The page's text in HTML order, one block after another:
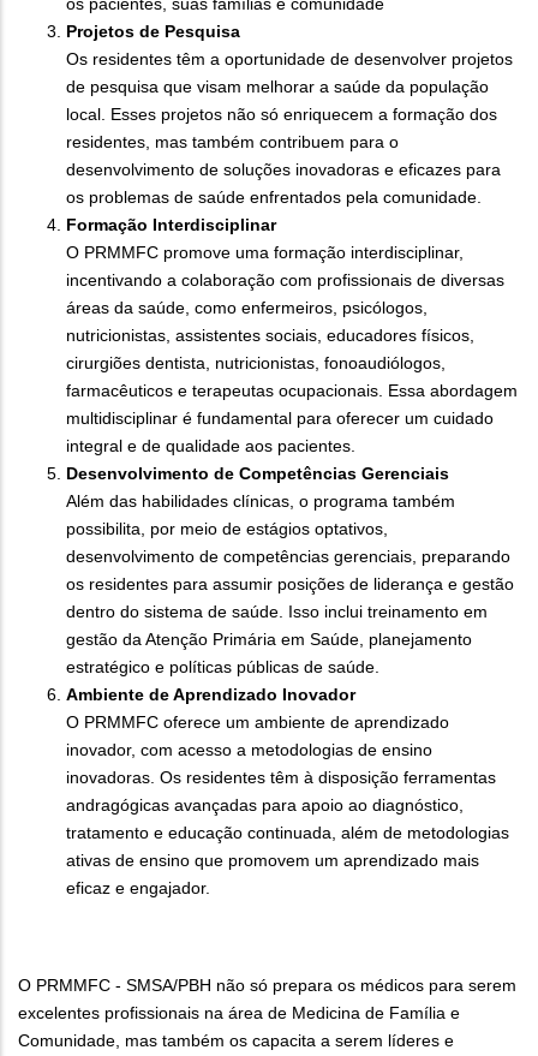
os pacientes, suas famílias e comunidade
Projetos de Pesquisa
Os residentes têm a oportunidade de desenvolver projetos
de pesquisa que visam melhorar a saúde da população
local. Esses projetos não só enriquecem a formação dos
residentes, mas também contribuem para o
desenvolvimento de soluções inovadoras e eficazes para
os problemas de saúde enfrentados pela comunidade.
Formação Interdisciplinar
O PRMMFC promove uma formação interdisciplinar,
incentivando a colaboração com profissionais de diversas
áreas da saúde, como enfermeiros, psicólogos,
nutricionistas, assistentes sociais, educadores físicos,
cirurgiões dentista, nutricionistas, fonoaudiólogos,
farmacêuticos e terapeutas ocupacionais. Essa abordagem
multidisciplinar é fundamental para oferecer um cuidado
integral e de qualidade aos pacientes.
Desenvolvimento de Competências Gerenciais
Além das habilidades clínicas, o programa também
possibilita, por meio de estágios optativos,
desenvolvimento de competências gerenciais, preparando
os residentes para assumir posições de liderança e gestão
dentro do sistema de saúde. Isso inclui treinamento em
gestão da Atenção Primária em Saúde, planejamento
estratégico e políticas públicas de saúde.
Ambiente de Aprendizado Inovador
O PRMMFC oferece um ambiente de aprendizado
inovador, com acesso a metodologias de ensino
inovadoras. Os residentes têm à disposição ferramentas
andragógicas avançadas para apoio ao diagnóstico,
tratamento e educação continuada, além de metodologias
ativas de ensino que promovem um aprendizado mais
eficaz e engajador.
O PRMMFC - SMSA/PBH não só prepara os médicos para serem
excelentes profissionais na área de Medicina de Família e
Comunidade, mas também os capacita a serem líderes e